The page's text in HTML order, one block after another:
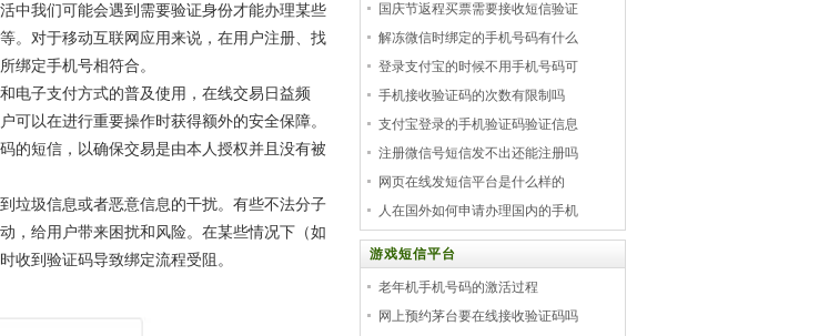
中我们可能会遇到需要验证身份才能办理某些
。对于移动互联网应用来说，在用户注册、找
绑定手机号相符合。
电子支付方式的普及使用，在线交易日益频
可以在进行重要操作时获得额外的安全保障。
的短信，以确保交易是由本人授权并且没有被
垃圾信息或者恶意信息的干扰。有些不法分子
，给用户带来困扰和风险。在某些情况下（如
收到验证码导致绑定流程受阻。
国庆节返程买票需要接收短信验证
解冻微信时绑定的手机号码有什么
登录支付宝的时候不用手机号码可
手机接收验证码的次数有限制吗
支付宝登录的手机验证码验证信息
注册微信号短信发不出还能注册吗
网页在线发短信平台是什么样的
人在国外如何申请办理国内的手机
游戏短信平台
老年机手机号码的激活过程
网上预约茅台要在线接收验证码吗